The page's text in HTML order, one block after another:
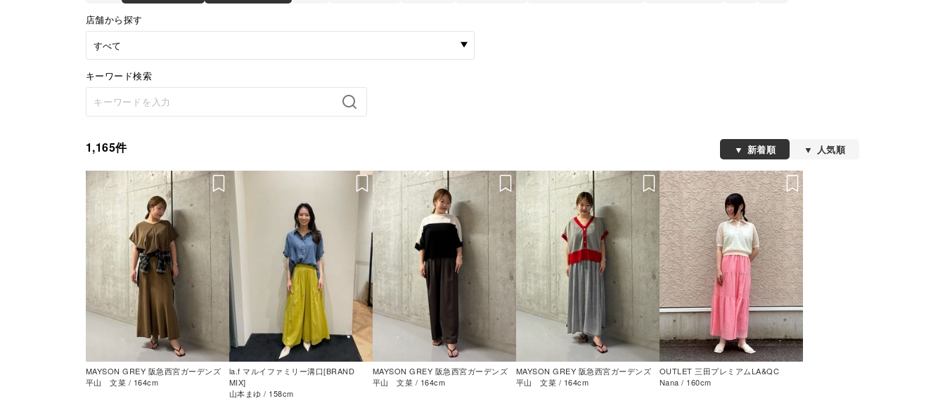
店舗から探す
キーワード検索
1,165件 新着順 人気順
MAYSON GREY 阪急西宮ガーデンズ
平山 文菜 / 164cm
la.f マルイファミリー溝口[BRAND
MIX]
山本まゆ / 158cm
MAYSON GREY 阪急西宮ガーデンズ
平山 文菜 / 164cm
MAYSON GREY 阪急西宮ガーデンズ
平山 文菜 / 164cm
OUTLET 三田プレミアムLA&QC
Nana / 160cm